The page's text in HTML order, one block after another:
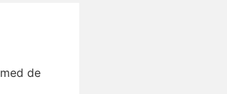
de